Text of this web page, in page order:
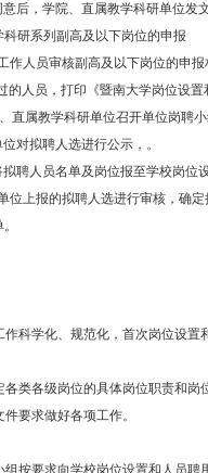
后，学院、直属教学科研单位发
研系列副高及以下岗位的申报
人员审核副高及以下岗位的申报
人员，打印《暨南大学岗位设置
属教学科研单位召开单位岗聘
对拟聘人选进行公示，。
聘人员名单及岗位报至学校岗位
上报的拟聘人选进行审核，确定
作科学化、规范化，首次岗位设
各类各级岗位的具体岗位职责和
要求做好各项工作。
组按要求向学校岗位设置和人员